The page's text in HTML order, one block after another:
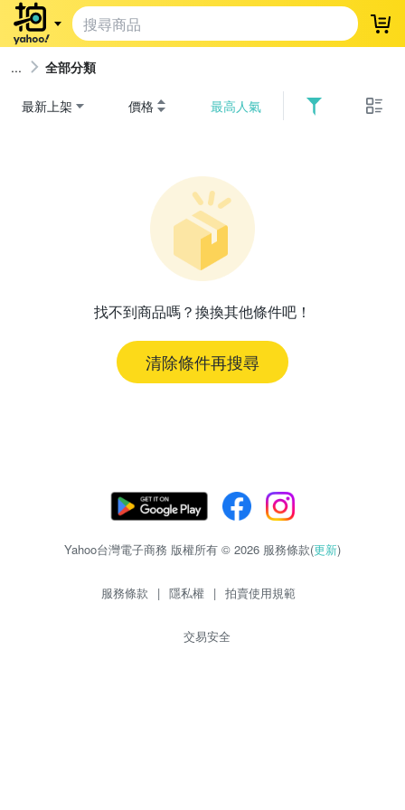
登
全部分類
最新上架 價格 最高人氣
找不到商品嗎？換換其他條件吧！
清除條件再搜尋
Yahoo台灣電子商務 版權所有 © 2026 服務條款(更新)
服務條款 | 隱私權 | 拍賣使用規範
交易安全